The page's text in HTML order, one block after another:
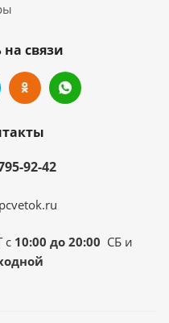
на связи
92-42
с 10:00 до 20:00 СБ и